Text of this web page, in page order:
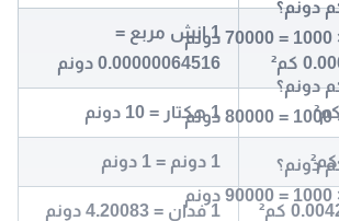
كم²
1 انش مربع =
0.00000064516 دونم
1 هكتار = 10 دونم
1 دونم = 1 دونم
1 فدان = 4.20083 دونم